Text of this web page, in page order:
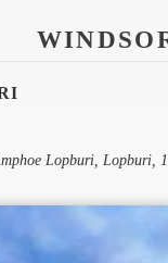
Lopburi, Lopburi,